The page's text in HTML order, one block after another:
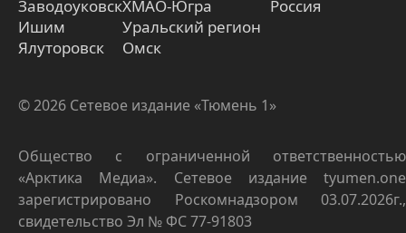
Заводоуковск
Ишим
Ялуторовск
ХМАО-Югра
Уральский регион
Омск
Россия
© 2026 Сетевое издание «Тюмень 1»
Общество с ограниченной ответственностью
«Арктика Медиа». Сетевое издание tyumen.one
зарегистрировано Роскомнадзором 03.07.2026г.,
свидетельство Эл № ФС 77-91803